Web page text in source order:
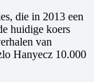
die in 2013 een
huidige koers
van
Hanyecz 10.000